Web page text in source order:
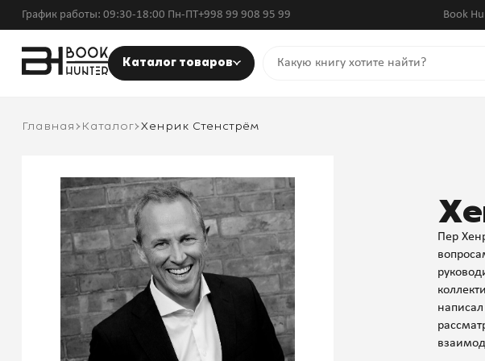
График работы: 09:30-18:00 Пн-ПТ+998 99 908 95 99 Book
Каталог товаров
Главная Каталог Хенрик Стенстрём
Пер